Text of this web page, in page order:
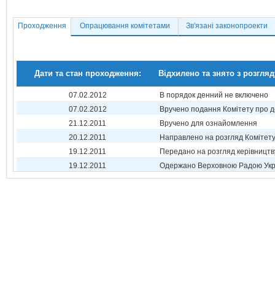
Проходження Опрацювання комітетами Зв'язані законопроекти
Дати та стан проходження: Відхилено та знято з
07.02.2012
В порядок денний не включено
07.02.2012
Вручено подання Комітету про
21.12.2011
Вручено для ознайомлення
20.12.2011
Направлено на розгляд Комітету
19.12.2011
Передано на розгляд
19.12.2011
Одержано Верховною Радою